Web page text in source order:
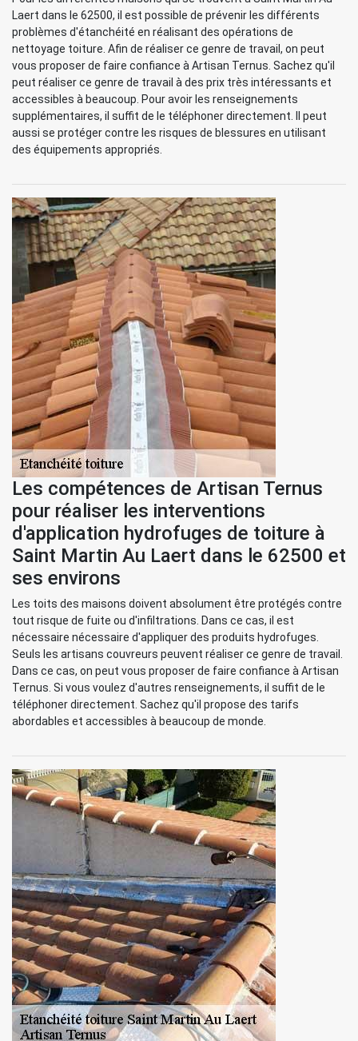
Laert dans le 62500, il est possible de prévenir les différents
problèmes d'étanchéité en réalisant des opérations de
nettoyage toiture. Afin de réaliser ce genre de travail, on peut
vous proposer de faire confiance à Artisan Ternus. Sachez qu'il
peut réaliser ce genre de travail à des prix très intéressants et
accessibles à beaucoup. Pour avoir les renseignements
supplémentaires, il suffit de le téléphoner directement. Il peut
aussi se protéger contre les risques de blessures en utilisant
des équipements appropriés.
Les compétences de Artisan Ternus
pour réaliser les interventions
d'application hydrofuges de toiture à
Saint Martin Au Laert dans le 62500 et
ses environs
Les toits des maisons doivent absolument être protégés contre
tout risque de fuite ou d'infiltrations. Dans ce cas, il est
nécessaire nécessaire d'appliquer des produits hydrofuges.
Seuls les artisans couvreurs peuvent réaliser ce genre de travail.
Dans ce cas, on peut vous proposer de faire confiance à Artisan
Ternus. Si vous voulez d'autres renseignements, il suffit de le
téléphoner directement. Sachez qu'il propose des tarifs
abordables et accessibles à beaucoup de monde.